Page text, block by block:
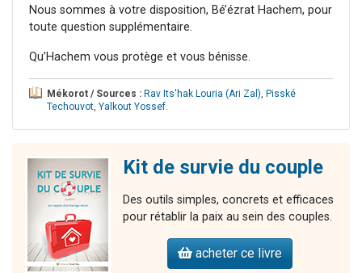
Nous sommes à votre disposition, Bé’ézrat Hachem, pour
toute question supplémentaire.
Qu’Hachem vous protège et vous bénisse.
Mékorot / Sources : Rav Its'hak Louria (Ari Zal), Pisské
Techouvot, Yalkout Yossef.
Kit de survie du couple
Des outils simples, concrets et efficaces
pour rétablir la paix au sein des couples.
acheter ce livre